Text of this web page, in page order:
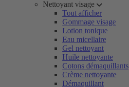
Nettoyant visage
Tout afficher
Gommage visage
Lotion tonique
Eau micellaire
Gel nettoyant
Huile nettoyante
Cotons démaquillants
Crème nettoyante
Démaquillant